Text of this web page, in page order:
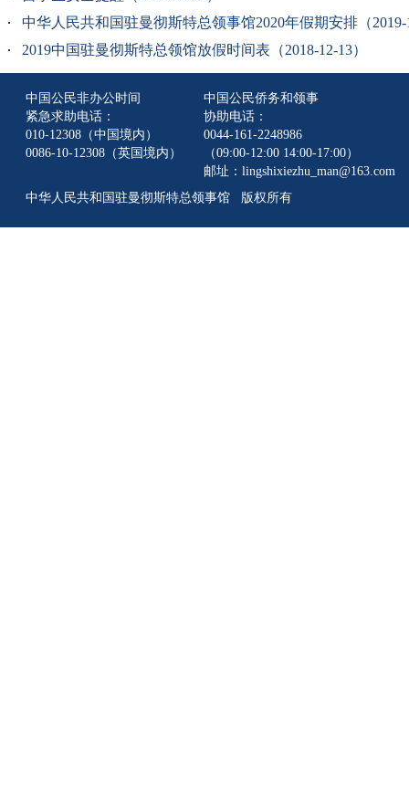
中华人民共和国驻曼彻斯特总领事馆2020年假期安排（2019-
2019中国驻曼彻斯特总领馆放假时间表（2018-12-13）
中国公民非办公时间
紧急求助电话：
010-12308（中国境内）
0086-10-12308（英国境内）
中国公民侨务和领事
协助电话：
0044-161-2248986
（09:00-12:00 14:00-17:00）
邮址：lingshixiezhu_man@163.com
中华人民共和国驻曼彻斯特总领事馆 版权所有